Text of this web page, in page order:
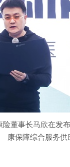
董事长马欣在发
康保障综合服务供